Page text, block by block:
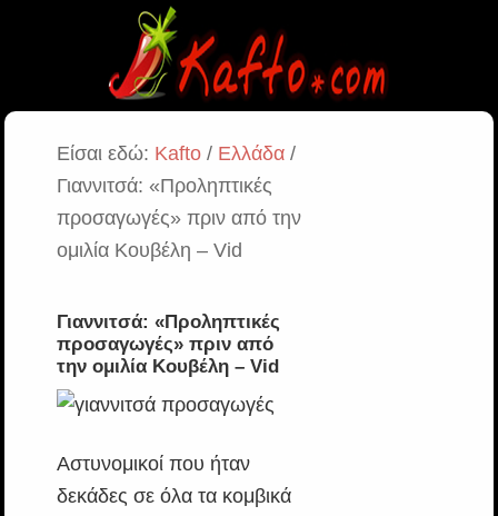
Είσαι εδώ: Kafto/ Ελλάδα/
Γιαννιτσά: «Προληπτικές
προσαγωγές» πριν από την
ομιλία Κουβέλη – Vid
Γιαννιτσά: «Προληπτικές
προσαγωγές» πριν από
την ομιλία Κουβέλη – Vid
Αστυνομικοί που ήταν
δεκάδες σε όλα τα κομβικά